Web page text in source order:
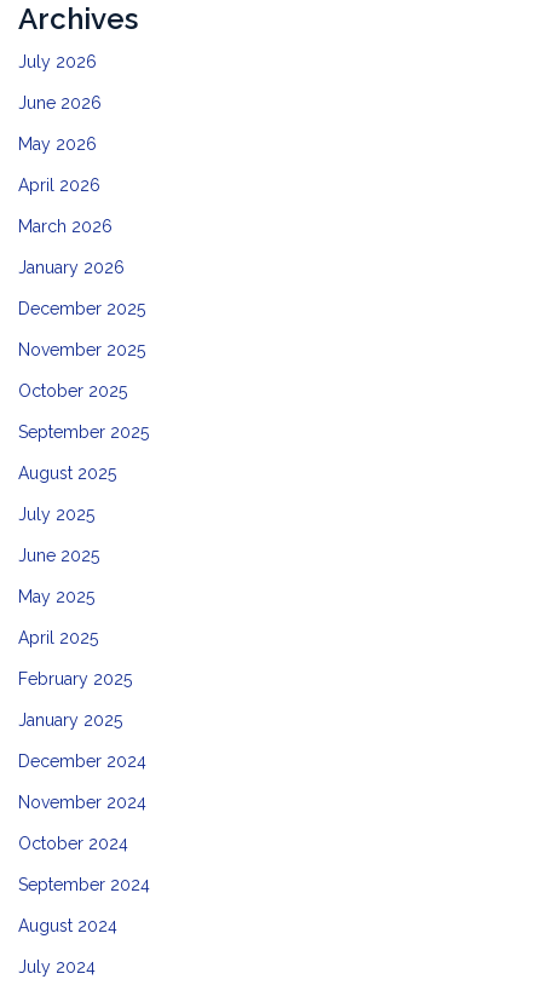
Archives
July 2026
June 2026
May 2026
April 2026
March 2026
January 2026
December 2025
November 2025
October 2025
September 2025
August 2025
July 2025
June 2025
May 2025
April 2025
February 2025
January 2025
December 2024
November 2024
October 2024
September 2024
August 2024
July 2024